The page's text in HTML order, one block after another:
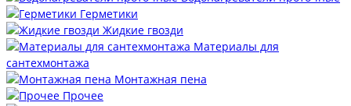
Герметики
Жидкие гвозди
Материалы для
сантехмонтажа
Монтажная пена
Прочее